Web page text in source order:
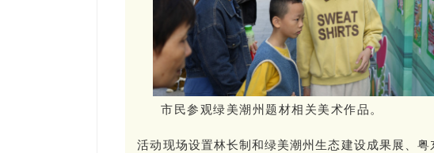
市民参观绿美潮州题材相关美术作品。
活动现场设置林长制和绿美潮州生态建设成果展、